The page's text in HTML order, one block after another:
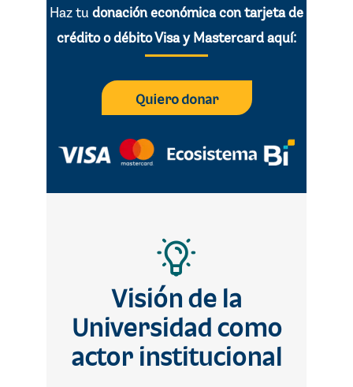
Haz tu donación económica con tarjeta de
crédito o débito Visa y Mastercard aquí­:
Quiero donar
Visión de la
Universidad como
actor institucional